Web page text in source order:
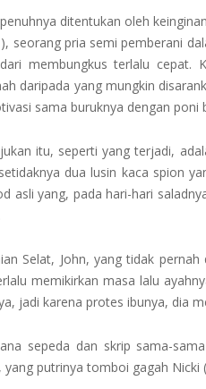
ditentukan oleh
seorang pria semi pemberani
membungkus terlalu cepat.
daripada yang mungkin
sama buruknya dengan poni
itu, seperti yang terjadi,
dua lusin kaca spion
asli yang, pada hari-hari
Selat, John, yang tidak
memikirkan masa lalu
jadi karena protes ibunya, dia
sepeda dan skrip sama-
putrinya tomboi gagah